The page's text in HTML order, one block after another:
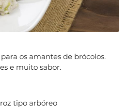
os amantes de brócolos.
e muito sabor.
tipo arbóreo